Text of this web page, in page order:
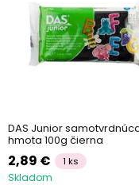
DAS Junior
hmota 100g čierna
2,89 € 1 ks
Skladom